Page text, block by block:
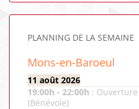
PLANNING DE LA SEMAINE
Mons-en-Baroeul
11 août 2026
19:00h - 22:00h :
(Bénévole)